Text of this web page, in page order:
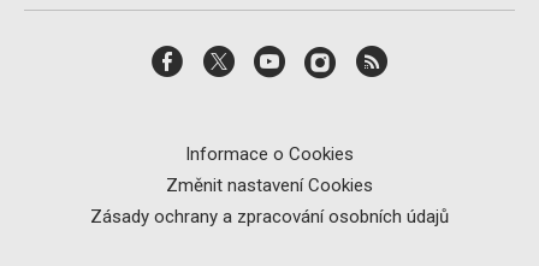
Informace o Cookies
Změnit nastavení Cookies
Zásady ochrany a zpracování osobních údajů